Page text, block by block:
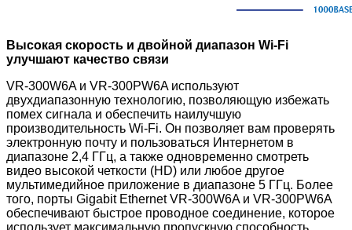
Высокая скорость и двойной диапазон Wi-Fi
улучшают качество связи
VR-300W6A и VR-300PW6A используют
двухдиапазонную технологию, позволяющую избежать
помех сигнала и обеспечить наилучшую
производительность Wi-Fi. Он позволяет вам проверять
электронную почту и пользоваться Интернетом в
диапазоне 2,4 ГГц, а также одновременно смотреть
видео высокой четкости (HD) или любое другое
мультимедийное приложение в диапазоне 5 ГГц. Более
того, порты Gigabit Ethernet VR-300W6A и VR-300PW6A
обеспечивают быстрое проводное соединение, которое
использует максимальную пропускную способность